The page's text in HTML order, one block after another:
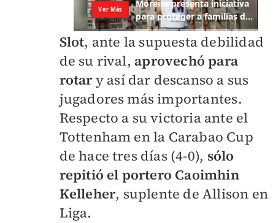
Slot, ante la supuesta debilidad
de su rival, aprovechó para
rotary así dar descanso a sus
jugadores más importantes.
Respecto a su victoria ante el
Tottenham en la Carabao Cup
de hace tres días (4-0), sólo
repitió el portero Caoimhin
Kelleher, suplente de Allison en
Liga.